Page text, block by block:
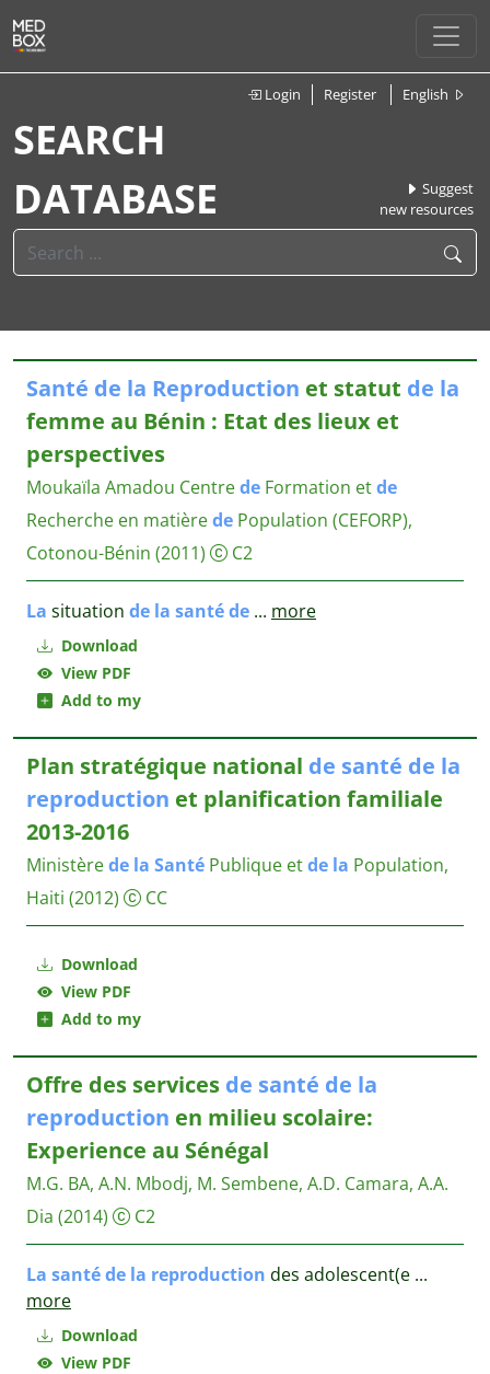
Login Register English
SEARCH
DATABASE
Suggest
new resources
Download
View PDF
Add to my
Santé de la Reproduction et statut de la
femme au Bénin : Etat des lieux et
perspectives
Moukaïla Amadou Centrede Formation etde
Recherche en matièrede Population (CEFORP),
Cotonou-Bénin (2011) C2
La situation de la santéde ... more
Download
View PDF
Add to my
Plan stratégique national de santé de la
reproduction et planification familiale
2013-2016
Ministèrede la Santé Publique etde la Population,
Haiti (2012) CC
Download
View PDF
Offre des services de santé de la
reproduction en milieu scolaire:
Experience au Sénégal
M.G. BA, A.N. Mbodj, M. Sembene, A.D. Camara, A.A.
Dia (2014) C2
La santéde la reproduction des adolescent(e ...
more